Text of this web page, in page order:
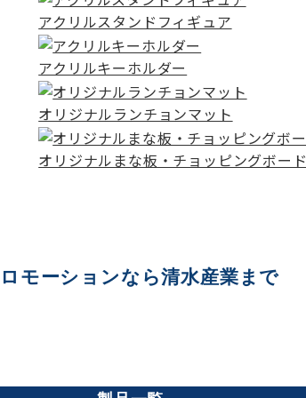
アクリルスタンドフィギュア
アクリルキーホルダー
オリジナルランチョンマット
オリジナルまな板・チョッピングボード
モーションなら清水産業まで